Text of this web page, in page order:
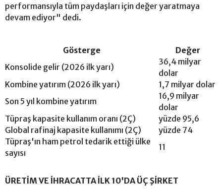
performansıyla tüm paydaşları için değer yaratmaya
devam ediyor" dedi.
Gösterge
Değer
Konsolide gelir (2026 ilk yarı)
36,4 milyar
dolar
Kombine yatırım (2026 ilk yarı)
1,7 milyar dolar
Son 5 yıl kombine yatırım
16,9 milyar
dolar
Tüpraş kapasite kullanım oranı (2Ç)
yüzde 95,6
Global rafinaj kapasite kullanımı (2Ç)
yüzde 74
Tüpraş'ın ham petrol tedarik ettiği ülke
sayısı
11
ÜRETİM VE İHRACATTA İLK 10'DA ÜÇ ŞİRKET